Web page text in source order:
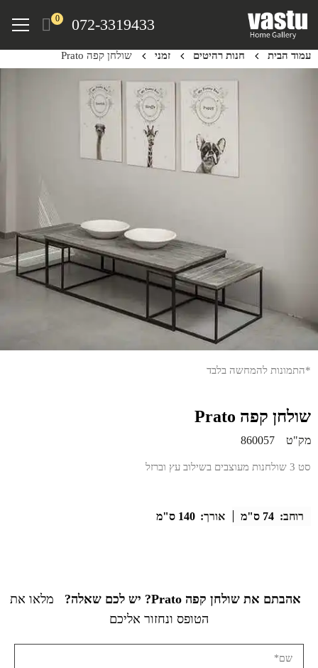
content
072-3319433
0
Menu
עמוד הבית חנות רהיטים זמני שולחן קפה Prato
*התמונות להמחשה בלבד
שולחן קפה Prato
מק"ט 860057
סט 3 שולחנות מעוצבים בשילוב עץ וברזל
רוחב: 74 ס"מ אורך: 140 ס"מ
אהבתם את שולחן קפה Prato? יש לכם שאלה?
מלאו את
הטופס ונחזור אליכם